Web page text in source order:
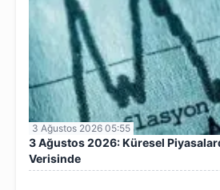
3 Ağustos 2026 05:55
3 Ağustos 2026: Küresel
Verisinde